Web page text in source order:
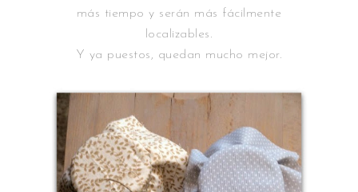
más tiempo y serán más fácilmente
localizables.
Y ya puestos, quedan mucho mejor.